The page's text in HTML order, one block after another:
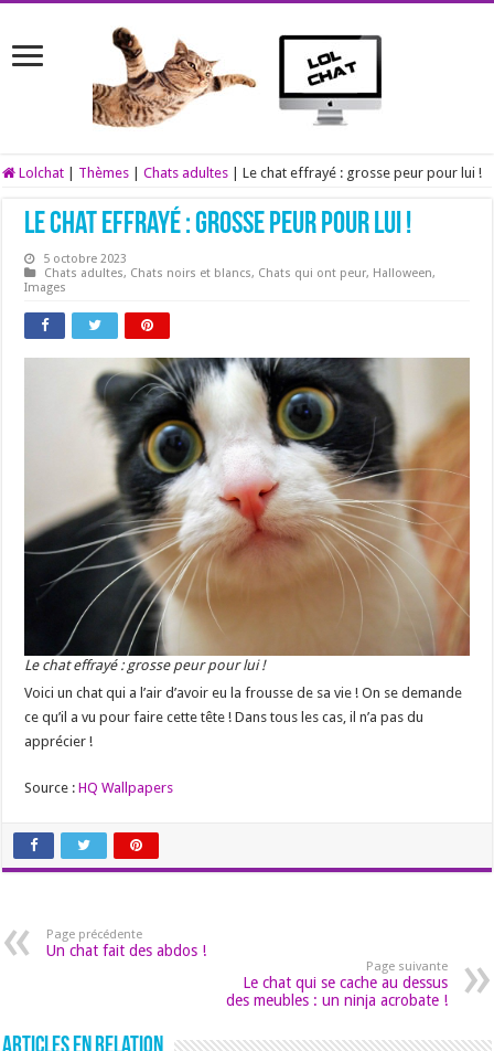
Lolchat Thèmes Chats adultes Le chat effrayé : grosse peur pour lui !
Le chat effrayé : grosse peur pour lui !
5 octobre 2023
Chats adultes, Chats noirs et blancs, Chats qui ont peur, Halloween,
Images
Le chat effrayé : grosse peur pour lui !
Voici un chat qui a l’air d’avoir eu la frousse de sa vie ! On se demande
ce qu’il a vu pour faire cette tête ! Dans tous les cas, il n’a pas du
apprécier !
Source :HQ Wallpapers
Page précédente
Un chat fait des abdos !
Page suivante
Le chat qui se cache au dessus
des meubles : un ninja acrobate !